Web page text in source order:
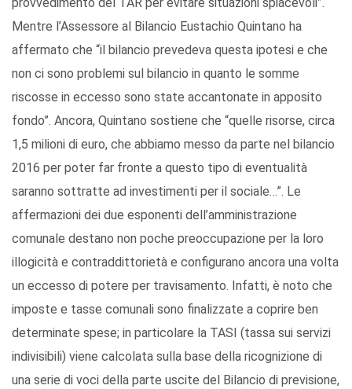
provvedimento del TAR per evitare situazioni spiacevoli”.
Mentre l’Assessore al Bilancio Eustachio Quintano ha
affermato che “il bilancio prevedeva questa ipotesi e che
non ci sono problemi sul bilancio in quanto le somme
riscosse in eccesso sono state accantonate in apposito
fondo”. Ancora, Quintano sostiene che “quelle risorse, circa
1,5 milioni di euro, che abbiamo messo da parte nel bilancio
2016 per poter far fronte a questo tipo di eventualità
saranno sottratte ad investimenti per il sociale…”. Le
affermazioni dei due esponenti dell’amministrazione
comunale destano non poche preoccupazione per la loro
illogicità e contraddittorietà e configurano ancora una volta
un eccesso di potere per travisamento. Infatti, è noto che
imposte e tasse comunali sono finalizzate a coprire ben
determinate spese; in particolare la TASI (tassa sui servizi
indivisibili) viene calcolata sulla base della ricognizione di
una serie di voci della parte uscite del Bilancio di previsione,